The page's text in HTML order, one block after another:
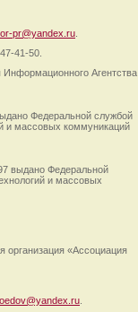
pr@yandex.ru
41-50.
Агентства
Федеральной службой
и массовых коммуникаций
выдано Федеральной
и массовых
организация «Ассоциация